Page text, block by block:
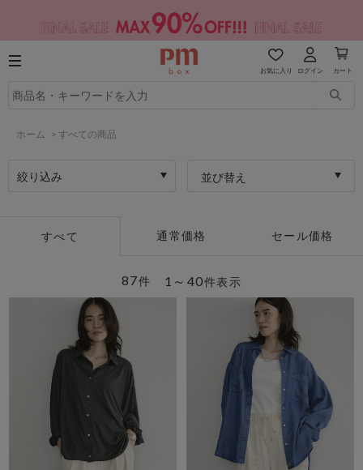
お気に入り ログイン カート
ホーム > すべての商品
絞り込み 並び替え
すべて 通常価格 セール価格
1～40件表示
87件